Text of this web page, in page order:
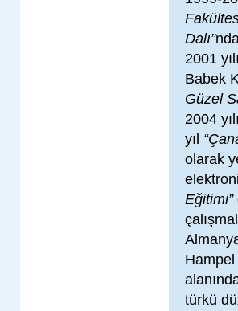
Dalı”
2001
Babek
Güzel
2004
yıl
olarak
Eğitimi”
türkü